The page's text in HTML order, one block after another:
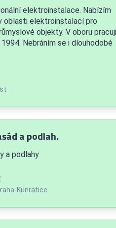
elektroinstalace. Nabízím
oblasti elektroinstalací pro
objekty. V oboru
Nebráním se i dlouhodobé
a podlah.
a podlahy
Kunratice